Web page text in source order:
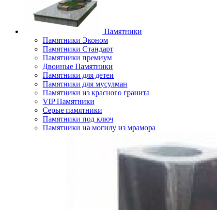
Памятники
Памятники Эконом
Памятники Стандарт
Памятники премиум
Двоиные Памятники
Памятники для детеи
Памятники для мусулман
Памятники из красного гранита
VIP Памятники
Серые памятники
Памятники под ключ
Памятники на могилу из мрамора